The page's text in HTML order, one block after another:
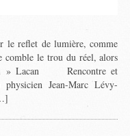
reflet de lumière, comme
comble le trou du réel, alors
lui » Lacan Rencontre et
Jean-Marc Lévy-